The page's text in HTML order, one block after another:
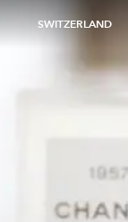
SWITZERLAND